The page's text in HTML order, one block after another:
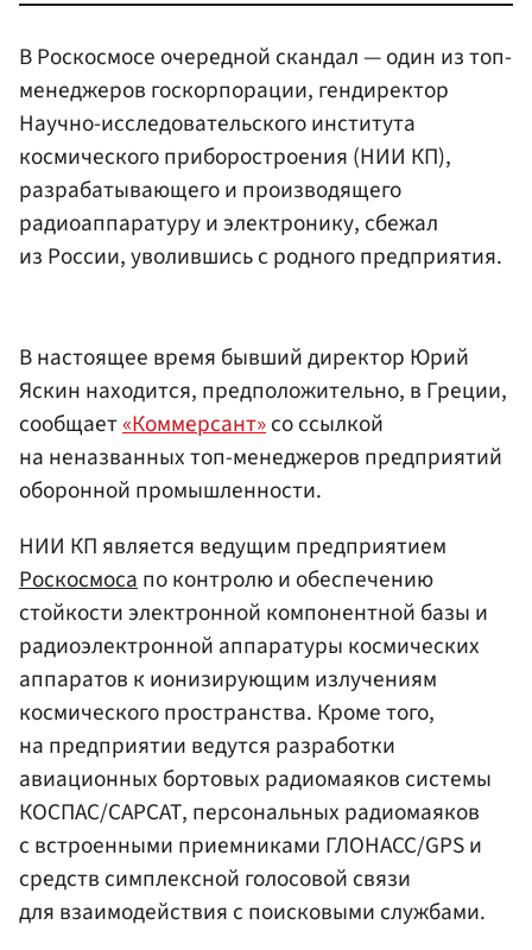
В Роскосмосе очередной скандал — один из топ-
менеджеров госкорпорации, гендиректор
Научно-исследовательского института
космического приборостроения (НИИ КП),
разрабатывающего и производящего
радиоаппаратуру и электронику, сбежал
из России, уволившись с родного предприятия.
В настоящее время бывший директор Юрий
Яскин находится, предположительно, в Греции,
сообщает«Коммерсант»со ссылкой
на неназванных топ-менеджеров предприятий
оборонной промышленности.
НИИ КП является ведущим предприятием
Роскосмосапо контролю и обеспечению
стойкости электронной компонентной базы и
радиоэлектронной аппаратуры космических
аппаратов к ионизирующим излучениям
космического пространства. Кроме того,
на предприятии ведутся разработки
авиационных бортовых радиомаяков системы
КОСПАС/САРСАТ, персональных радиомаяков
с встроенными приемниками ГЛОНАСС/GPS и
средств симплексной голосовой связи
для взаимодействия с поисковыми службами.